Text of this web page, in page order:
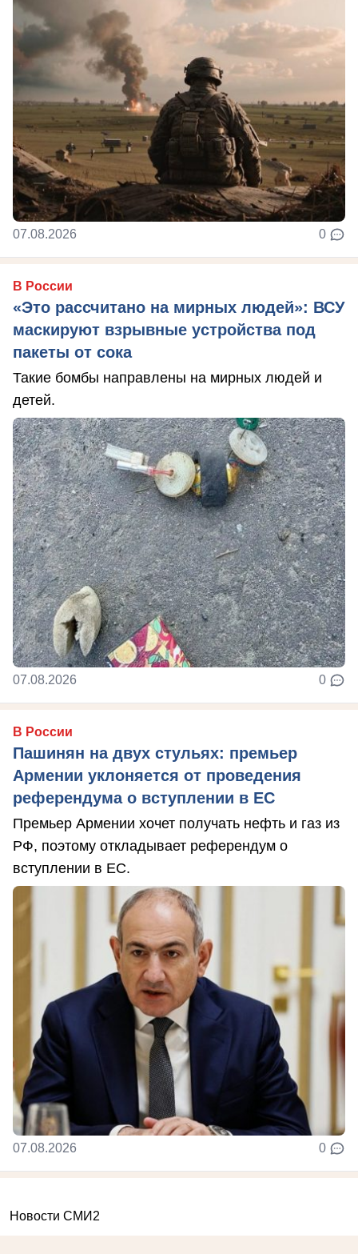
07.08.2026 0
В России
«Это рассчитано на мирных людей»: ВСУ
маскируют взрывные устройства под
пакеты от сока
Такие бомбы направлены на мирных людей и
детей.
07.08.2026 0
В России
Пашинян на двух стульях: премьер
Армении уклоняется от проведения
референдума о вступлении в ЕС
Премьер Армении хочет получать нефть и газ из
РФ, поэтому откладывает референдум о
вступлении в ЕС.
07.08.2026 0
Новости СМИ2